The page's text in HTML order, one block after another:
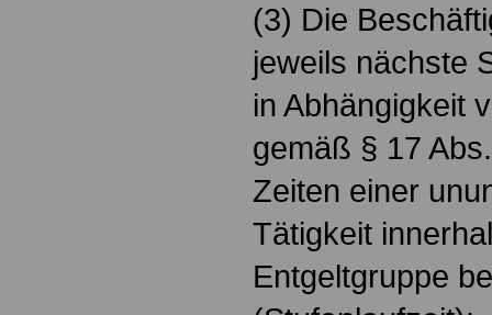
(3) Die
jeweils nächste
in Abhängigkeit
gemäß § 17
Zeiten einer
Tätigkeit
Entgeltgruppe